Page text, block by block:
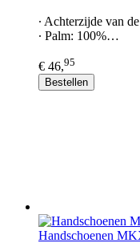
∙ Achterzijde van
∙ Palm: 100%…
€ 46,95
Bestellen
Handschoenen